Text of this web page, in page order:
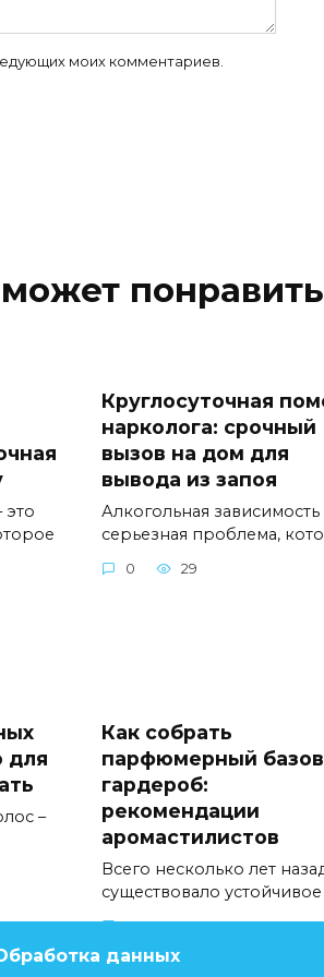
моих комментариев.
это
Круглосуточная
нарколога: срочный
вызов на дом для
вывода из запоя
Алкогольная зависимость
серьезная проблема,
0 29
для
–
Как собрать
парфюмерный
гардероб:
рекомендации
аромастилистов
Всего несколько лет
существовало устойчивое
0 47
данных